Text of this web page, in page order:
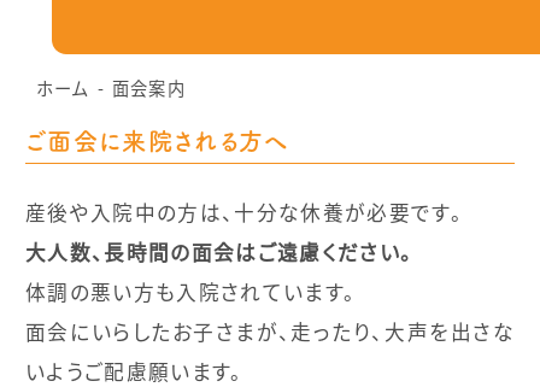
ホーム 面会案内
ご面会に来院される方へ
産後や入院中の方は、十分な休養が必要です。
大人数、長時間の面会はご遠慮ください。
体調の悪い方も入院されています。
面会にいらしたお子さまが、走ったり、大声を出さな
いようご配慮願います。